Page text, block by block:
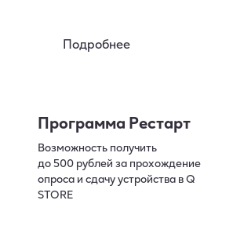
Подробнее
Программа Рестарт
Возможность получить
до 500 рублей за прохождение
опроса и сдачу устройства в Q
STORE